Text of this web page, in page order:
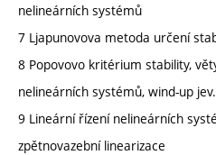
nelineárních systémů
7 Ljapunovova metoda určení
8 Popovovo kritérium stability,
nelineárních systémů, wind-up jev.
9 Lineární řízení nelineárních
zpětnovazební linearizace